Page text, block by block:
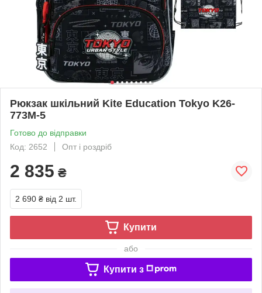
Рюкзак шкільний Kite Education Tokyo K26-
773M-5
Готово до відправки
Код: 2652
Опт і роздріб
2 835 ₴
2 690 ₴ від 2 шт.
Купити
або
Купити з